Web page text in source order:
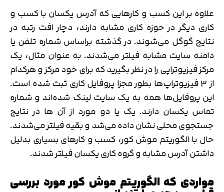
علاوه بر این کسب و کارهایی که آدرس یکسان با کسب و
کاری دیگر در حوزه کاری مشابه دارند، دچار افت رتبه در
نتایج گوگل می‌شوند. در گذشته براساس شماره تلفن یا
دامنه سایت مشابه فیلتر می‌شدند. به عنوان مثال، یک
مرکز فیزیوتراپی را در نظر بگیرید که برای خود مرکز و هرکدام
از 3 فیزیوتراپ‌ها بطور مجزا پروفایل کاری ثبت شده است.
این پروفایل‌ها همه به یک سایت لینک شده‌اند و شماره
تماس یکسان دارند. یک یا دو مورد از آن ها در نتایج
جستجوی محلی نشان داده می‌شد و بقیه فیلتر می‌شدند.
حال با الگوریتم موش کور، کسب و کارهای بسیاری بدلیل
داشتن آدرس مشابه و گروه کاری یکسان فیلتر شدند.
مواردی که الگوریتم موش کور مورد بررسی